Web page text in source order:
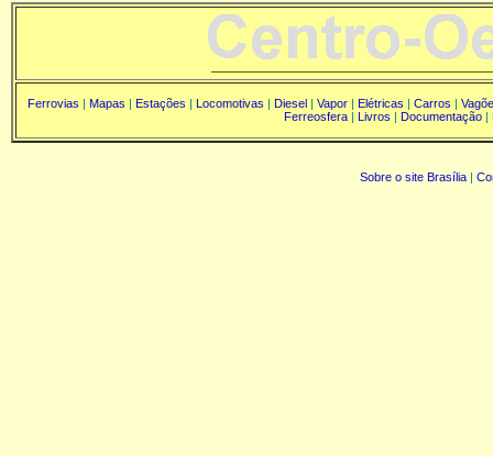
Ferrovias | Mapas | Estações | Locomotivas | Diesel | Vapor | Elétricas | Carros |
Ferreosfera| Livros | Documentação|
Sobre o site Brasília |